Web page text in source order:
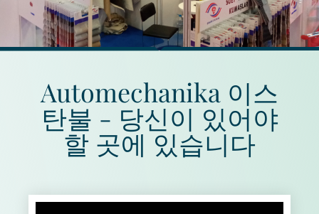
Automechanika 이스
탄불 - 당신이 있어야
할 곳에 있습니다